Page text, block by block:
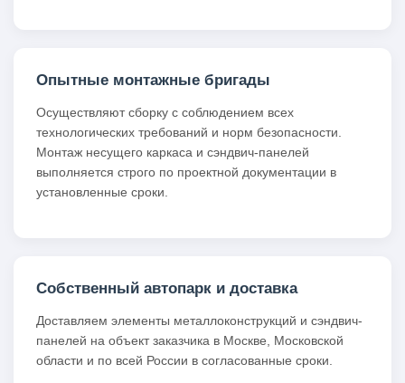
Опытные монтажные бригады
Осуществляют сборку с соблюдением всех
технологических требований и норм безопасности.
Монтаж несущего каркаса и сэндвич-панелей
выполняется строго по проектной документации в
установленные сроки.
Собственный автопарк и доставка
Доставляем элементы металлоконструкций и сэндвич-
панелей на объект заказчика в Москве, Московской
области и по всей России в согласованные сроки.